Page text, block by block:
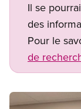
Il se
des
Pour le
de
Image